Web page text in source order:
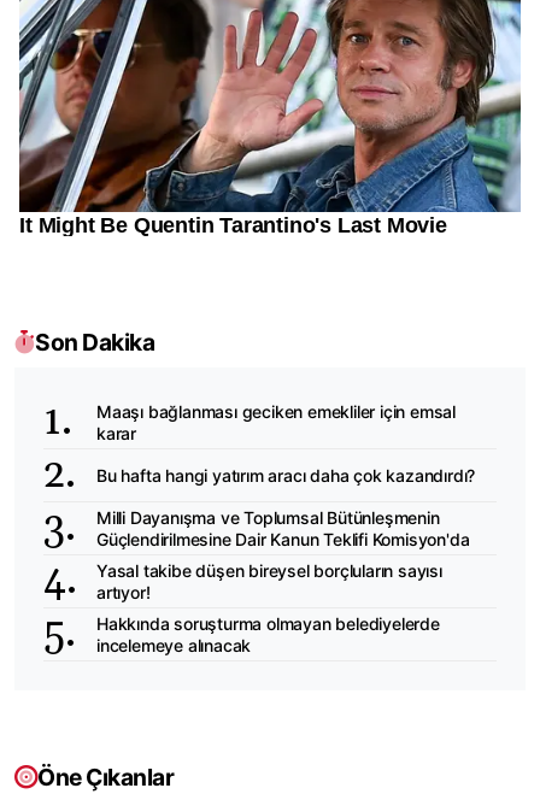
Son Dakika
Maaşı bağlanması geciken emekliler için emsal
karar
Bu hafta hangi yatırım aracı daha çok kazandırdı?
Milli Dayanışma ve Toplumsal Bütünleşmenin
Güçlendirilmesine Dair Kanun Teklifi Komisyon'da
Yasal takibe düşen bireysel borçluların sayısı
artıyor!
Hakkında soruşturma olmayan belediyelerde
incelemeye alınacak
Öne Çıkanlar